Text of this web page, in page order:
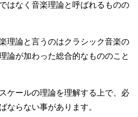
はなく音楽理論と呼ばれるものの
理論と言うのはクラシック音楽の
論が加わった総合的なもののこと
ケールの理論を理解する上で、必
ならない事があります。